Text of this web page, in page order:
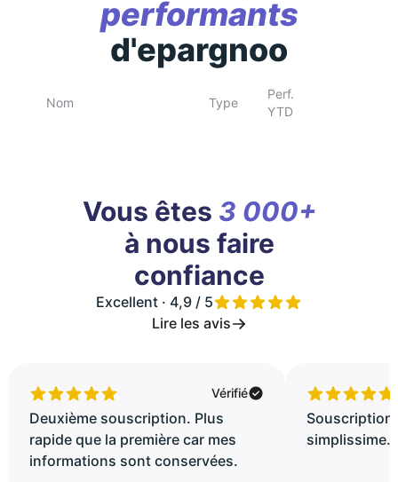
performants
d'epargnoo
Nom Type
Perf.
YTD
Vous êtes 3 000+
à nous faire
confiance
Excellent · 4,9 / 5
Lire les avis
Vérifié
Deuxième souscription. Plus
rapide que la première car mes
informations sont conservées.
Souscription